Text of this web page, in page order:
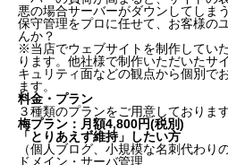
悪の場合サーバーがダウンしてしま
保守管理をプロに任せて、お客様の
んか？
※当店でウェブサイトを制作してい
ります。他社様で制作いただいたサ
キュリティ面などの観点から個別で
ます。
料金・プラン
３種類のプランをご用意しております
梅プラン：月額4,800円(税別)
「とりあえず維持」したい方
（個人ブログ、小規模な名刺代わり
ドメイン・サーバ管理